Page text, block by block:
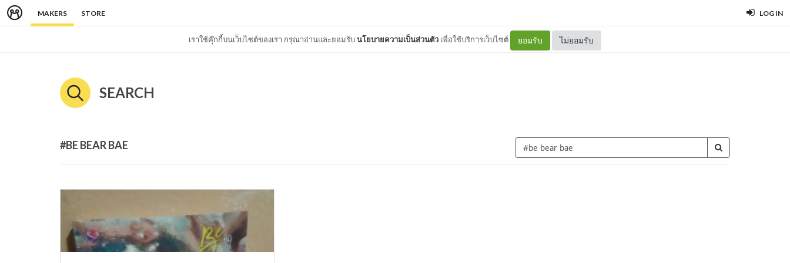
MAKERS STORE LOG IN
เราใช้คุ๊กกี้บนเว็บไซต์ของเรา กรุณาอ่านและยอมรับนโยบายความเป็นส่วนตัว เพื่อใช้บริการเว็บไซต์ ยอมรับ ไม่ยอมรับ
SEARCH
#BE BEAR BAE